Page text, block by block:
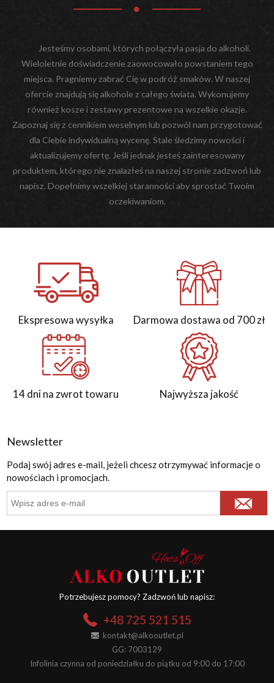
Jesteśmy osobami, których połączyła pasja do alkoholi.
Wieloletnie doświadczenie zaowocowało powstaniem tego
miejsca. Pragniemy zabrać Cię w podróż smaków. W naszej
ofercie znajdują się alkohole z całego świata. Wykonujemy
również kosze i zestawy prezentowe na wszelkie okazje.
Zapoznaj się z cennikiem weselnym lub pozwól nam przygotować
dla Ciebie indywidualną wycenę. Stale śledzimy nowości i
aktualizujemy ofertę. Jeśli jednak jesteś zainteresowany
produktem, którego nie znalazłeś na naszej stronie zadzwoń lub
napisz. Dopełnimy wszelkiej staranności aby sprostać Twoim
oczekiwaniom.
Ekspresowa wysyłka Darmowa dostawa od 700 zł
14 dni na zwrot towaru Najwyższa jakość
Newsletter
Podaj swój adres e-mail, jeżeli chcesz otrzymywać informacje o
nowościach i promocjach.
Potrzebujesz pomocy? Zadzwoń lub napisz:
+48 725 521 515
kontakt@alkooutlet.pl
GG: 7003129
Infolinia czynna od poniedziałku do piątku od 9:00 do 17:00